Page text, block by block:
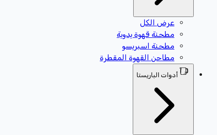
عرض الكل
مطحنة قهوة يدوية
مطحنة اسبريسو
مطاحن القهوة المقطرة
أدوات الباريستا